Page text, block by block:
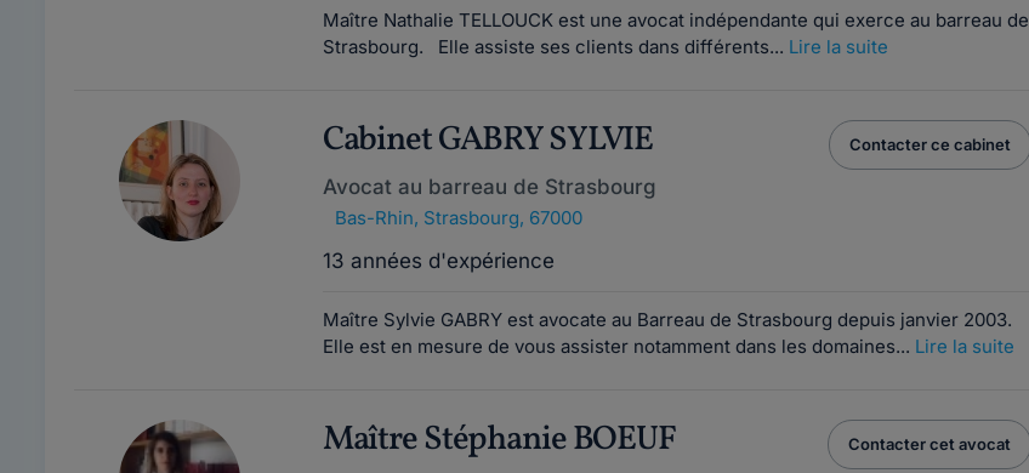
Maître Nathalie TELLOUCK est une avocat indépendante qui exerce au barreau de
Strasbourg. Elle assiste ses clients dans différents... Lire la suite
Cabinet GABRY SYLVIE
Avocat au barreau de Strasbourg
Bas-Rhin, Strasbourg, 67000
13 années d'expérience
Contacter ce cabinet
Maître Sylvie GABRY est avocate au Barreau de Strasbourg depuis janvier 2003.
Elle est en mesure de vous assister notamment dans les domaines... Lire la suite
Maître Stéphanie BOEUF Contacter cet avocat